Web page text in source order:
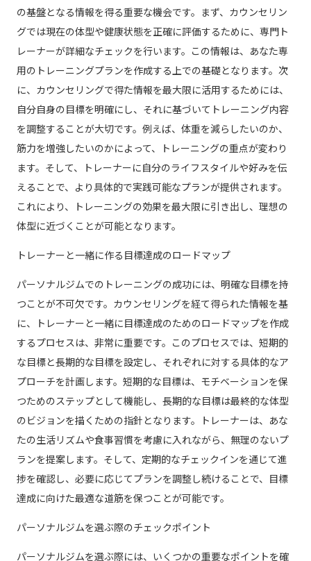
の基盤となる情報を得る重要な機会です。まず、カウンセリン
グでは現在の体型や健康状態を正確に評価するために、専門ト
レーナーが詳細なチェックを行います。この情報は、あなた専
用のトレーニングプランを作成する上での基礎となります。次
に、カウンセリングで得た情報を最大限に活用するためには、
自分自身の目標を明確にし、それに基づいてトレーニング内容
を調整することが大切です。例えば、体重を減らしたいのか、
筋力を増強したいのかによって、トレーニングの重点が変わり
ます。そして、トレーナーに自分のライフスタイルや好みを伝
えることで、より具体的で実践可能なプランが提供されます。
これにより、トレーニングの効果を最大限に引き出し、理想の
体型に近づくことが可能となります。
トレーナーと一緒に作る目標達成のロードマップ
パーソナルジムでのトレーニングの成功には、明確な目標を持
つことが不可欠です。カウンセリングを経て得られた情報を基
に、トレーナーと一緒に目標達成のためのロードマップを作成
するプロセスは、非常に重要です。このプロセスでは、短期的
な目標と長期的な目標を設定し、それぞれに対する具体的なア
プローチを計画します。短期的な目標は、モチベーションを保
つためのステップとして機能し、長期的な目標は最終的な体型
のビジョンを描くための指針となります。トレーナーは、あな
たの生活リズムや食事習慣を考慮に入れながら、無理のないプ
ランを提案します。そして、定期的なチェックインを通じて進
捗を確認し、必要に応じてプランを調整し続けることで、目標
達成に向けた最適な道筋を保つことが可能です。
パーソナルジムを選ぶ際のチェックポイント
パーソナルジムを選ぶ際には、いくつかの重要なポイントを確